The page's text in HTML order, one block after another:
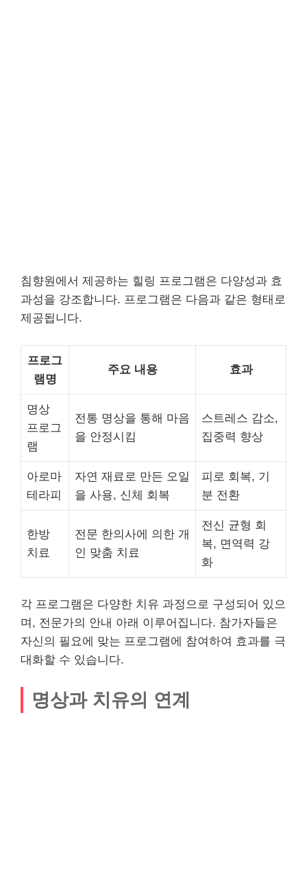
침향원에서 제공하는 힐링 프로그램은 다양성과 효
과성을 강조합니다. 프로그램은 다음과 같은 형태로
제공됩니다.
프로그
램명
주요 내용 효과
명상
프로그
램
전통 명상을 통해 마음
을 안정시킴
스트레스 감소,
집중력 향상
아로마
테라피
자연 재료로 만든 오일
을 사용, 신체 회복
피로 회복, 기
분 전환
한방
치료
전문 한의사에 의한 개
인 맞춤 치료
전신 균형 회
복, 면역력 강
화
각 프로그램은 다양한 치유 과정으로 구성되어 있으
며, 전문가의 안내 아래 이루어집니다. 참가자들은
자신의 필요에 맞는 프로그램에 참여하여 효과를 극
대화할 수 있습니다.
명상과 치유의 연계